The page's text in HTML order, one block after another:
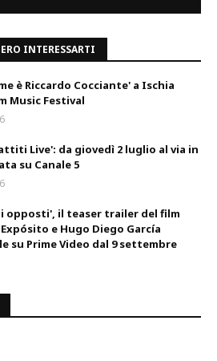
INTERESSARTI
è Riccardo Cocciante' a Ischia
Music Festival
Live': da giovedì 2 luglio al via in
su Canale 5
opposti', il teaser trailer del film
e Hugo Diego García
su Prime Video dal 9 settembre